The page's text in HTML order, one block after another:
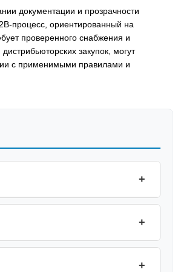
документации и прозрачности
процесс, ориентированный на
проверенного снабжения и
закупок, могут
с применимыми правилами и
+
+
+